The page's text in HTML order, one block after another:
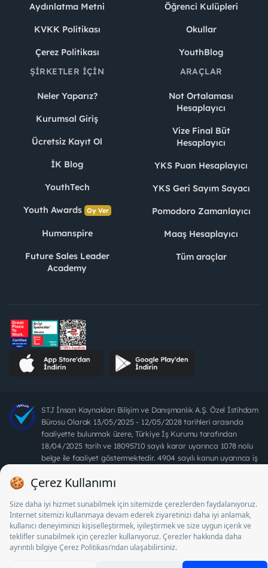
Aydınlatma Metni
KVKK Politikası
Çerez Politikası
Öğrenci Kulüpleri
Okullar
YouthBlog
ŞIRKETLER İÇIN
Neler Yaparız?
Kurumsal Giriş
Ücretsiz Kayıt Ol
İK Blog
YouthTech
Youth Awards Oy Ver
Humanspire
Future Sales Leader
Academy
ARAÇLAR
Not Ortalaması
Hesaplayıcı
Vize Final Büt
Hesaplayıcı
YKS Puan Hesaplayıcı
YKS Geri Sayım Sayacı
Pomodoro Zamanlayıcı
Maaş Hesaplayıcı
Tüm araçlar
STJ İnsan Kaynakları Bilişim ve Danışmanlık A.Ş. Özel İstihdam
Bürosu Olarak 13/05/2025 - 12/05/2028 tarihleri arasında
faaliyette bulunmak üzere, Türkiye İş Kurumu tarafından
18/04/2025 tarih ve 18095710 sayılı karar uyarınca 1078 nolu
belge ile faaliyet göstermektedir. 4904 sayılı kanun uyarınca iş